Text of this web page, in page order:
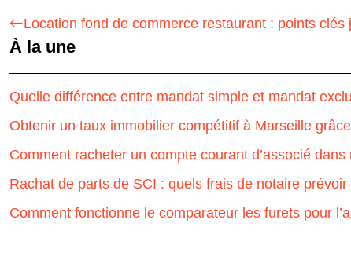
Location fond de commerce restaurant : points clés
À la une
Quelle différence entre mandat simple et mandat
Obtenir un taux immobilier compétitif à Marseille
Comment racheter un compte courant d’associé dans
Rachat de parts de SCI : quels frais de notaire prévoir
Comment fonctionne le comparateur les furets pour